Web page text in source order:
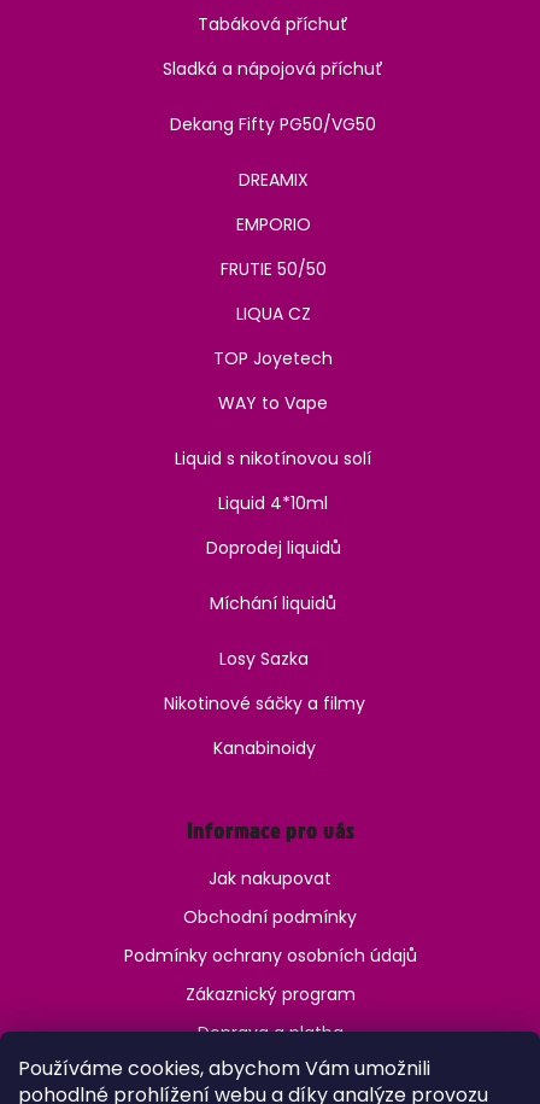
Používáme cookies, abychom Vám umožnili
pohodlné prohlížení webu a díky analýze provozu
Tabáková příchuť
Sladká a nápojová příchuť
Dekang Fifty PG50/VG50
DREAMIX
EMPORIO
FRUTIE 50/50
LIQUA CZ
TOP Joyetech
WAY to Vape
Liquid s nikotínovou solí
Liquid 4*10ml
Doprodej liquidů
Míchání liquidů
Losy Sazka
Nikotinové sáčky a filmy
Kanabinoidy
Informace pro vás
Jak nakupovat
Obchodní podmínky
Podmínky ochrany osobních údajů
Zákaznický program
Doprava a platba
Jak ověřit věk?